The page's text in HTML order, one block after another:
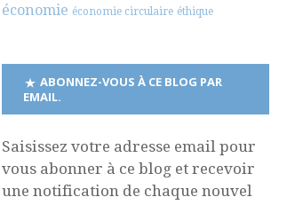
économie économie circulaire éthique
ABONNEZ-VOUS À CE BLOG PAR
EMAIL.
Saisissez votre adresse email pour
vous abonner à ce blog et recevoir
une notification de chaque nouvel